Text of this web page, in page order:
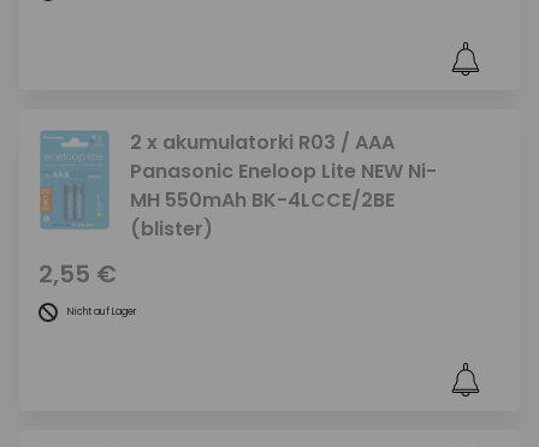
2 x akumulatorki R03 / AAA
Panasonic Eneloop Lite NEW Ni-
MH 550mAh BK-4LCCE/2BE
(blister)
2,55 €
Nicht auf Lager